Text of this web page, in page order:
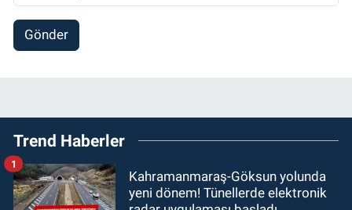
Gönder
Trend Haberler
Kahramanmaraş-Göksun yolunda
yeni dönem! Tünellerde elektronik
1